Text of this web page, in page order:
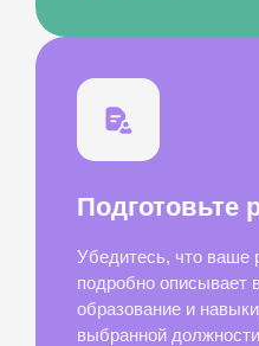
Подготовьте
Убедитесь, что ваше
подробно описывает
образование и
выбранной